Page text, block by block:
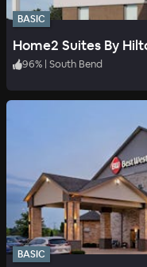
BASIC
Home2 Suites By
96% | South Bend
BASIC